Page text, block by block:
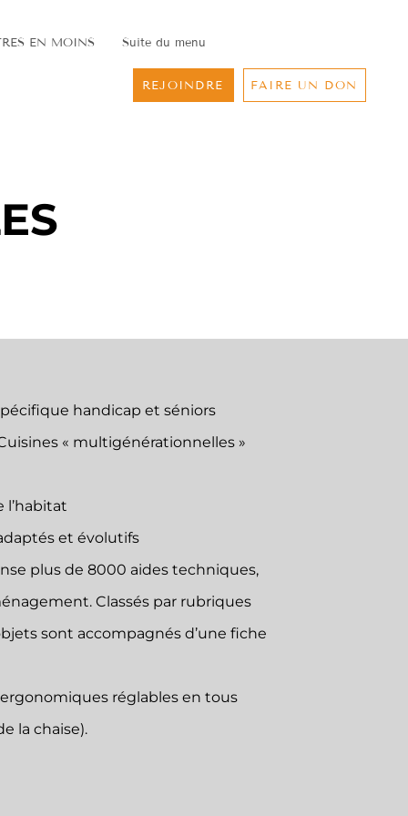
REJOINDRE FAIRE UN DON
EN MOINS Suite du menu
handicap et séniors
« multigénérationnelles »
l’habitat
et évolutifs
plus de 8000 aides techniques,
Classés par rubriques
sont accompagnés d’une fiche
réglables en tous
la chaise).